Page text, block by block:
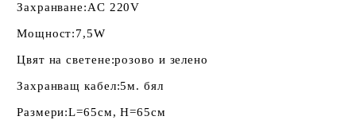
Захранване:AC 220V
Мощност:7,5W
Цвят на светене:розово и зелено
Захранващ кабел:5м. бял
Размери:L=65см, H=65см